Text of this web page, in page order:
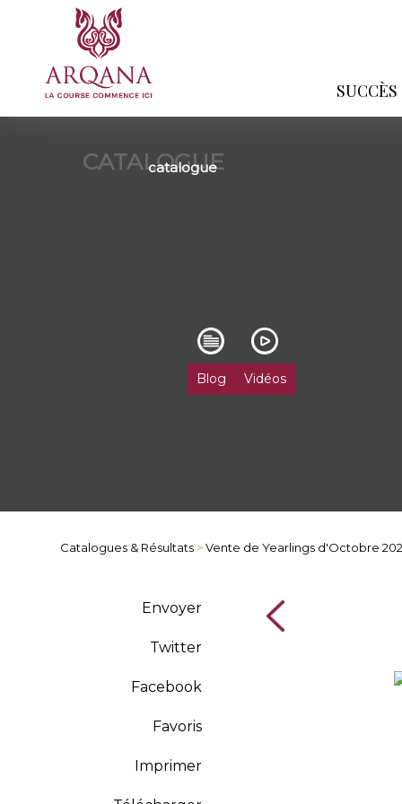
SUCCÈS
CATALOGUE
catalogue
Blog Vidéos
Catalogues & Résultats >Vente de Yearlings d'Octobre
Envoyer
Twitter
Facebook
Favoris
Imprimer